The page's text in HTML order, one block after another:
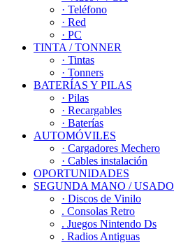
· Teléfono
· Red
· PC
TINTA / TONNER
· Tintas
· Tonners
BATERÍAS Y PILAS
· Pilas
· Recargables
· Baterías
AUTOMÓVILES
· Cargadores Mechero
· Cables instalación
OPORTUNIDADES
SEGUNDA MANO / USADO
· Discos de Vinilo
. Consolas Retro
. Juegos Nintendo Ds
. Radios Antiguas